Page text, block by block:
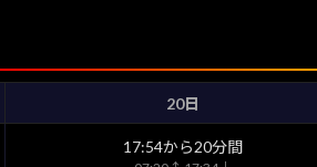
20日
17:54から20分間